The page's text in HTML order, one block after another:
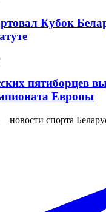
Кубок
пятиборцев
Европы
новости спорта